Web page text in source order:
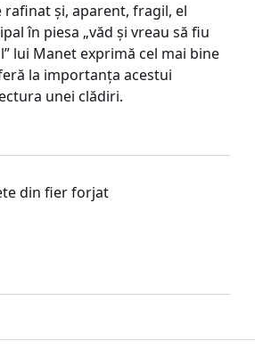
rafinat şi, aparent, fragil, el
în piesa „văd şi vreau să fiu
lui Manet exprimă cel mai bine
la importanţa acestui
unei clădiri.
din fier forjat